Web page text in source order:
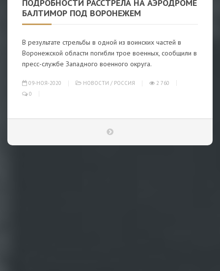
ПОДРОБНОСТИ РАССТРЕЛА НА АЭРОДРОМЕ
БАЛТИМОР ПОД ВОРОНЕЖЕМ
В результате стрельбы в одной из воинских частей в
Воронежской области погибли трое военных, сообщили в
пресс-службе Западного военного округа.
09-НОЯ-2020 НОВОСТИ / РОССИЯ
2 760
0